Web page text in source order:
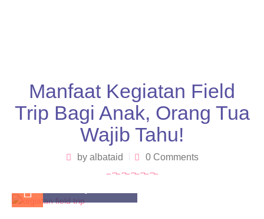
Manfaat Kegiatan Field
Trip Bagi Anak, Orang Tua
Wajib Tahu!
by albataid 0 Comments